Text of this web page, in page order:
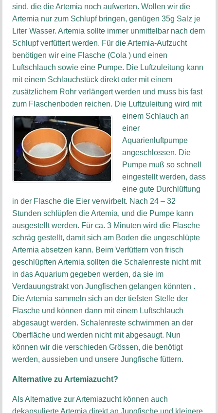
sind, die die Artemia noch aufwerten. Wollen wir die
Artemia nur zum Schlupf bringen, genügen 35g Salz je
Liter Wasser. Artemia sollte immer unmittelbar nach dem
Schlupf verfüttert werden. Für die Artemia-Aufzucht
benötigen wir eine Flasche (Cola ) und einen
Luftschlauch sowie eine Pumpe. Die Luftzuleitung kann
mit einem Schlauchstück direkt oder mit einem
zusätzlichem Rohr verlängert werden und muss bis fast
zum Flaschenboden reichen. Die Luftzuleitung wird mit
einem Schlauch an
einer
Aquarienluftpumpe
angeschlossen. Die
Pumpe muß so schnell
eingestellt werden, dass
eine gute Durchlüftung
in der Flasche die Eier verwirbelt. Nach 24 – 32
Stunden schlüpfen die Artemia, und die Pumpe kann
ausgestellt werden. Für ca. 3 Minuten wird die Flasche
schräg gestellt, damit sich am Boden die ungeschlüpte
Artemia absetzen kann. Beim Verfüttern von frisch
geschlüpften Artemia sollten die Schalenreste nicht mit
in das Aquarium gegeben werden, da sie im
Verdauungstrakt von Jungfischen gelangen könnten .
Die Artemia sammeln sich an der tiefsten Stelle der
Flasche und können dann mit einem Luftschlauch
abgesaugt werden. Schalenreste schwimmen an der
Oberfläche und werden nicht mit abgesaugt. Nun
können wir die verschieden Grössen, die benötigt
werden, aussieben und unsere Jungfische füttern.
Alternative zu Artemiazucht?
Als Alternative zur Artemiazucht können auch
dekapsulierte Artemia direkt an Jungfische und kleinere